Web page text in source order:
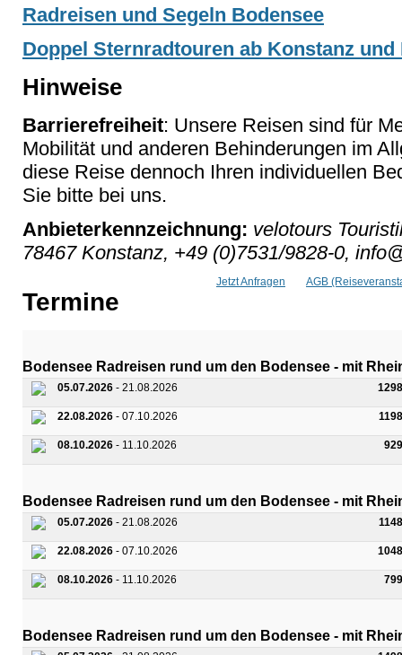
Radreisen und Segeln Bodensee
Doppel Sternradtouren ab Konstanz
Hinweise
Barrierefreiheit: Unsere Reisen sind für
Mobilität und anderen Behinderungen im
diese Reise dennoch Ihren individuellen
Sie bitte bei uns.
Anbieterkennzeichnung: velotours
78467 Konstanz, +49 (0)7531/9828-0,
Jetzt Anfragen AGB
Termine
Bodensee Radreisen rund um den Bodensee - mit
05.07.2026 - 21.08.2026
22.08.2026 - 07.10.2026
08.10.2026 - 11.10.2026
Bodensee Radreisen rund um den Bodensee - mit
05.07.2026 - 21.08.2026
22.08.2026 - 07.10.2026
08.10.2026 - 11.10.2026
Bodensee Radreisen rund um den Bodensee - mit